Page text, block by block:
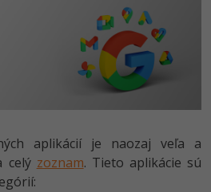
aplikácií je naozaj veľa a
celý zoznam. Tieto aplikácie sú